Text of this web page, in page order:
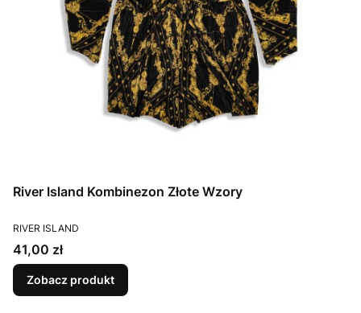
River Island Kombinezon Złote Wzory
PRODUCENT
RIVER ISLAND
Cena
41,00 zł
Zobacz produkt